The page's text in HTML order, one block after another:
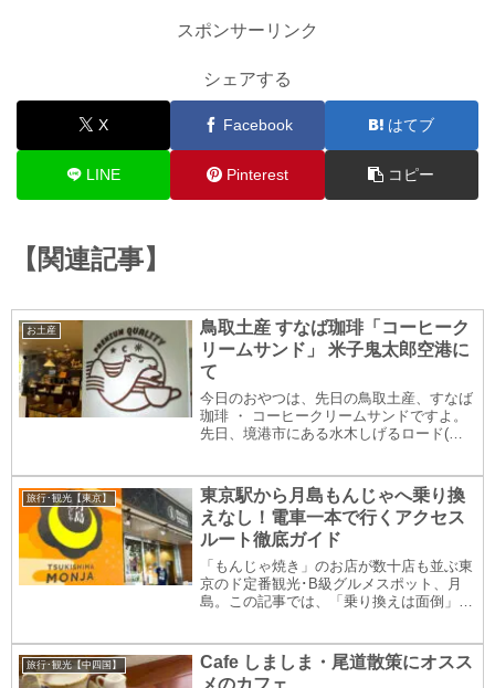
スポンサーリンク
シェアする
X Facebook はてブ
LINE Pinterest コピー
【関連記事】
お土産
鳥取土産 すなば珈琲「コーヒーク
リームサンド」 米子鬼太郎空港に
て
今日のおやつは、先日の鳥取土産、すなば
珈琲 ・ コーヒークリームサンドですよ。
先日、境港市にある水木しげるロード(記
すなば珈琲は、鳥取県のコーヒーチェーン
店。(写真は...
旅行･観光【東京】
東京駅から月島もんじゃへ乗り換
えなし！電車一本で行くアクセス
ルート徹底ガイド
「もんじゃ焼き」のお店が数十店も並ぶ東
京のド定番観光･B級グルメスポット、月
島。この記事では、「乗り換えは面倒」
し！電車一本乗るだけ！」で向かう らく
らく月島(月島...
旅行･観光【中四国】
Cafe しましま・尾道散策にオスス